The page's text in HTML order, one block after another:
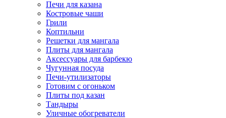
Печи для казана
Костровые чаши
Грили
Коптильни
Решетки для мангала
Плиты для мангала
Аксессуары для барбекю
Чугунная посуда
Печи-утилизаторы
Готовим с огоньком
Плиты под казан
Тандыры
Уличные обогреватели